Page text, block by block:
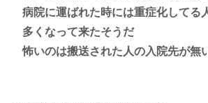
病院に運ばれた時には重症化してる
多くなって来たそうだ
怖いのは搬送された人の入院先が無